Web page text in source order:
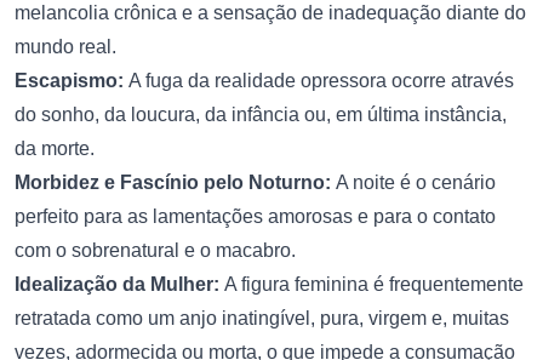
melancolia crônica e a sensação de inadequação diante do
mundo real.
Escapismo: A fuga da realidade opressora ocorre através
do sonho, da loucura, da infância ou, em última instância,
da morte.
Morbidez e Fascínio pelo Noturno: A noite é o cenário
perfeito para as lamentações amorosas e para o contato
com o sobrenatural e o macabro.
Idealização da Mulher: A figura feminina é frequentemente
retratada como um anjo inatingível, pura, virgem e, muitas
vezes, adormecida ou morta, o que impede a consumação